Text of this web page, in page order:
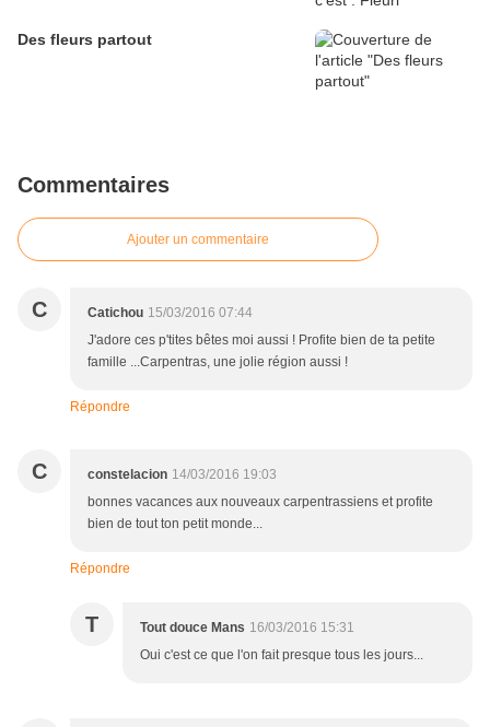
Des fleurs partout
Commentaires
Ajouter un commentaire
C Catichou 15/03/2016 07:44
J'adore ces p'tites bêtes moi aussi ! Profite bien de ta petite
famille ...Carpentras, une jolie région aussi !
Répondre
C constelacion 14/03/2016 19:03
bonnes vacances aux nouveaux carpentrassiens et profite
bien de tout ton petit monde...
Répondre
T Tout douce Mans 16/03/2016 15:31
Oui c'est ce que l'on fait presque tous les jours...